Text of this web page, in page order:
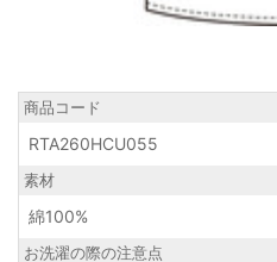
商品コード
RTA260HCU055
素材
綿100%
お洗濯の際の注意点